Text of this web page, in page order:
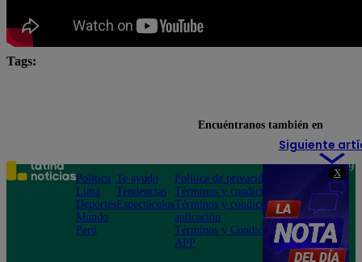
X
Tags:
Siguiente
Encuéntranos también en
Política
Lima
Deportes
Mundo
Perú
Te ayudo
Tendencias
Espectáculos
Política de privacidad
Términos y condiciones
Términos y condiciones
aplicación
Términos y Condiciones
APP
Teléfono: 219
Av. San
Felipe 968
Jesús María